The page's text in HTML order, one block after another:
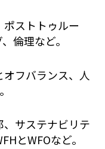
ストトゥルー
倫理など。
フバランス、人
サステナビリテ
とWFOなど。